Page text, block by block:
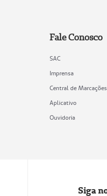
Fale Conosco
SAC
Imprensa
Central de Marcações
Aplicativo
Ouvidoria
Siga